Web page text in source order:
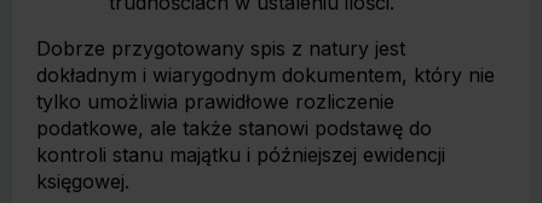
Dobrze przygotowany spis z natury jest
dokładnym i wiarygodnym dokumentem, który nie
tylko umożliwia prawidłowe rozliczenie
podatkowe, ale także stanowi podstawę do
kontroli stanu majątku i późniejszej ewidencji
księgowej.